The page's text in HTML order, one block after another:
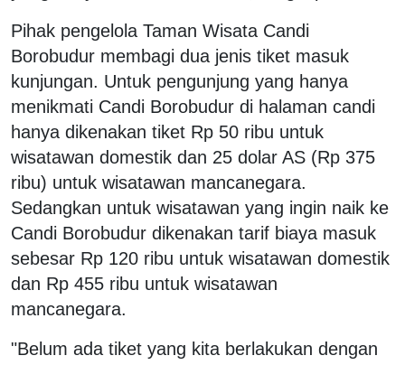
Pihak pengelola Taman Wisata Candi
Borobudur membagi dua jenis tiket masuk
kunjungan. Untuk pengunjung yang hanya
menikmati Candi Borobudur di halaman candi
hanya dikenakan tiket Rp 50 ribu untuk
wisatawan domestik dan 25 dolar AS (Rp 375
ribu) untuk wisatawan mancanegara.
Sedangkan untuk wisatawan yang ingin naik ke
Candi Borobudur dikenakan tarif biaya masuk
sebesar Rp 120 ribu untuk wisatawan domestik
dan Rp 455 ribu untuk wisatawan
mancanegara.
"Belum ada tiket yang kita berlakukan dengan